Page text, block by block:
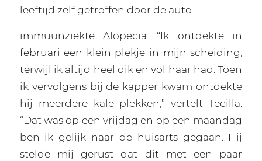
leeftijd zelf getroffen door de auto-
immuunziekte Alopecia. “Ik ontdekte in
februari een klein plekje in mijn scheiding,
terwijl ik altijd heel dik en vol haar had. Toen
ik vervolgens bij de kapper kwam ontdekte
hij meerdere kale plekken,” vertelt Tecilla.
“Dat was op een vrijdag en op een maandag
ben ik gelijk naar de huisarts gegaan. Hij
stelde mij gerust dat dit met een paar